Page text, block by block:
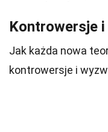
Kontrowersje
Jak każda nowa
kontrowersje i